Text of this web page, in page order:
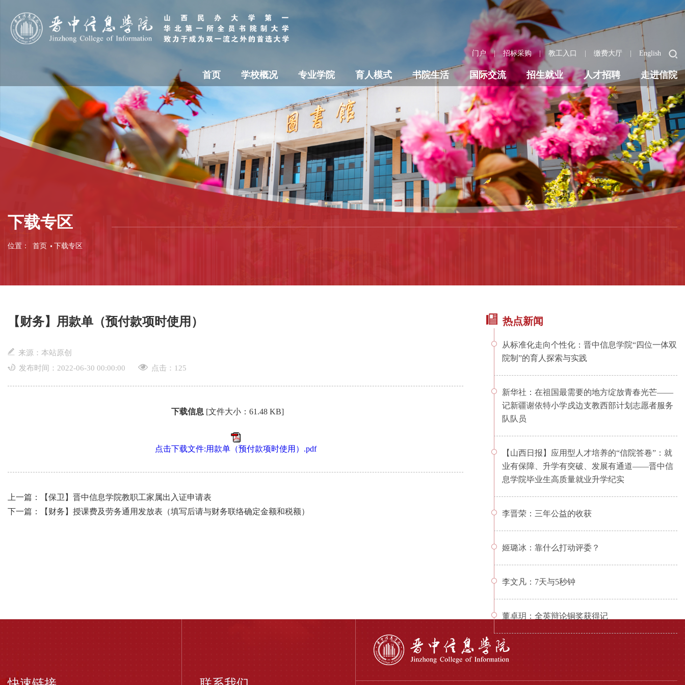
门户 | 招标采购 | 教工入口 | 缴费大厅 | English
首页 学校概况 专业学院 育人模式 书院生活 国际交流 招生就业 人才招聘 走进信院
下载专区
位置： 首页 下载专区
【财务】用款单（预付款项时使用）
来源：本站原创
发布时间：2022-06-30 00:00:00
点击： 125
下载信息 [文件大小：61.48 KB]
点击下载文件:用款单（预付款项时使用）.pdf
上一篇：【保卫】晋中信息学院教职工家属出入证申请表
下一篇：【财务】授课费及劳务通用发放表（填写后请与财务联络确定金额和税额）
热点新闻
从标准化走向个性化：晋中信息学院“四位一体双
院制”的育人探索与实践
新华社：在祖国最需要的地方绽放青春光芒——
记新疆谢依特小学戍边支教西部计划志愿者服务
队队员
【山西日报】应用型人才培养的“信院答卷”：就
业有保障、升学有突破、发展有通道——晋中信
息学院毕业生高质量就业升学纪实
李晋荣：三年公益的收获
姬璐冰：靠什么打动评委？
李文凡：7天与5秒钟
董卓玥：全英辩论铜奖获得记